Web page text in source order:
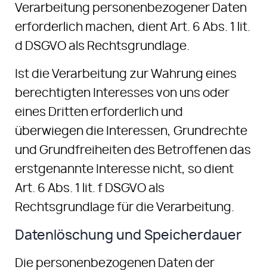
Verarbeitung personenbezogener Daten
erforderlich machen, dient Art. 6 Abs. 1 lit.
d DSGVO als Rechtsgrundlage.
Ist die Verarbeitung zur Wahrung eines
berechtigten Interesses von uns oder
eines Dritten erforderlich und
überwiegen die Interessen, Grundrechte
und Grundfreiheiten des Betroffenen das
erstgenannte Interesse nicht, so dient
Art. 6 Abs. 1 lit. f DSGVO als
Rechtsgrundlage für die Verarbeitung.
Datenlöschung und Speicherdauer
Die personenbezogenen Daten der